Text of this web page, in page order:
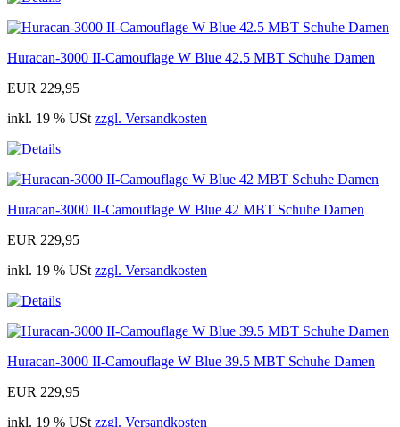
Huracan-3000 II-Camouflage W Blue 42.5 MBT Schuhe Damen
EUR 229,95
inkl. 19 % USt zzgl. Versandkosten
Huracan-3000 II-Camouflage W Blue 42 MBT Schuhe Damen
EUR 229,95
inkl. 19 % USt zzgl. Versandkosten
Huracan-3000 II-Camouflage W Blue 39.5 MBT Schuhe Damen
EUR 229,95
inkl. 19 % USt zzgl. Versandkosten